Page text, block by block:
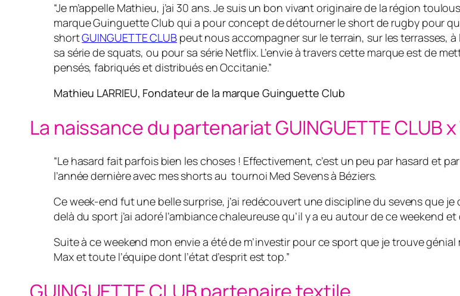
“Je m’appelle Mathieu, j’ai 30 ans. Je suis un bon vivant originaire de la région
marque Guinguette Club qui a pour concept de détourner le short de rugby pour
shortGUINGUETTE CLUBpeut nous accompagner sur le terrain, sur les terrasses, à
sa série de squats, ou pour sa série Netflix. L’envie à travers cette marque est de
pensés, fabriqués et distribués en Occitanie.”
Mathieu LARRIEU, Fondateur de la marque Guinguette Club
La naissance du partenariat GUINGUETTE CLUB
“Le hasard fait parfois bien les choses ! Effectivement, c’est un peu par hasard et
l’année dernière avec mes shorts au tournoi Med Sevens à Béziers.
Ce week-end fut une belle surprise, j’ai redécouvert une discipline du sevens que
delà du sport j’ai adoré l’ambiance chaleureuse qu’il y a eu autour de ce weekend
Suite à ce weekend mon envie a été de m’investir pour ce sport que je trouve
Max et toute l’équipe dont l’état d’esprit est top.”